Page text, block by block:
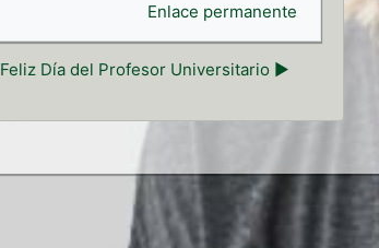
Enlace permanente
Feliz Día del Profesor Universitario ▶︎